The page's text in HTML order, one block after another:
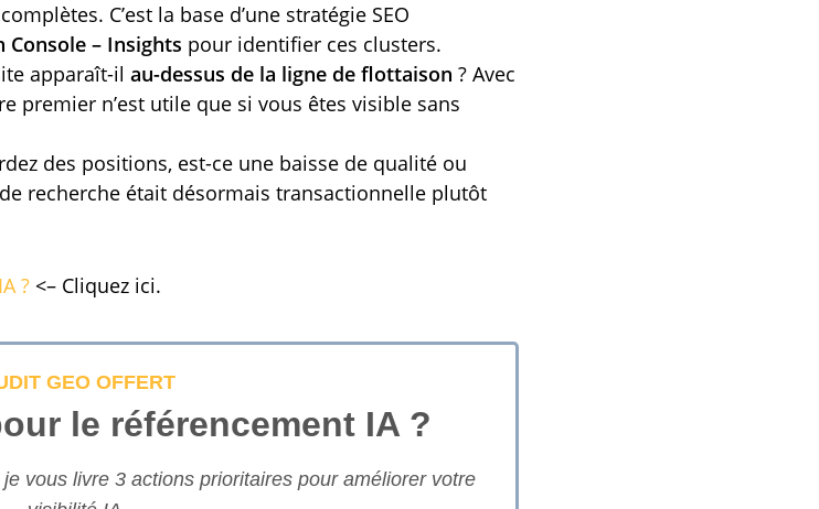
C’est la base d’une stratégie SEO
Console – Insights pour identifier ces clusters.
apparaît-il au-dessus de la ligne de flottaison ? Avec
premier n’est utile que si vous êtes visible sans
des positions, est-ce une baisse de qualité ou
recherche était désormais transactionnelle plutôt
? <– Cliquez ici.
GEO OFFERT
le référencement IA ?
vous livre 3 actions prioritaires pour améliorer votre